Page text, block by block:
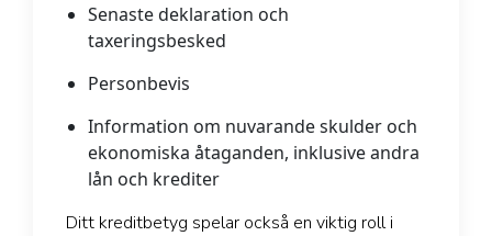
Senaste deklaration och
taxeringsbesked
Personbevis
Information om nuvarande skulder och
ekonomiska åtaganden, inklusive andra
lån och krediter
Ditt kreditbetyg spelar också en viktig roll i